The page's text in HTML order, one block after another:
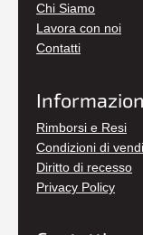
Chi Siamo
Lavora con noi
Contatti
Rimborsi e Resi
Condizioni di
Diritto di recesso
Privacy Policy